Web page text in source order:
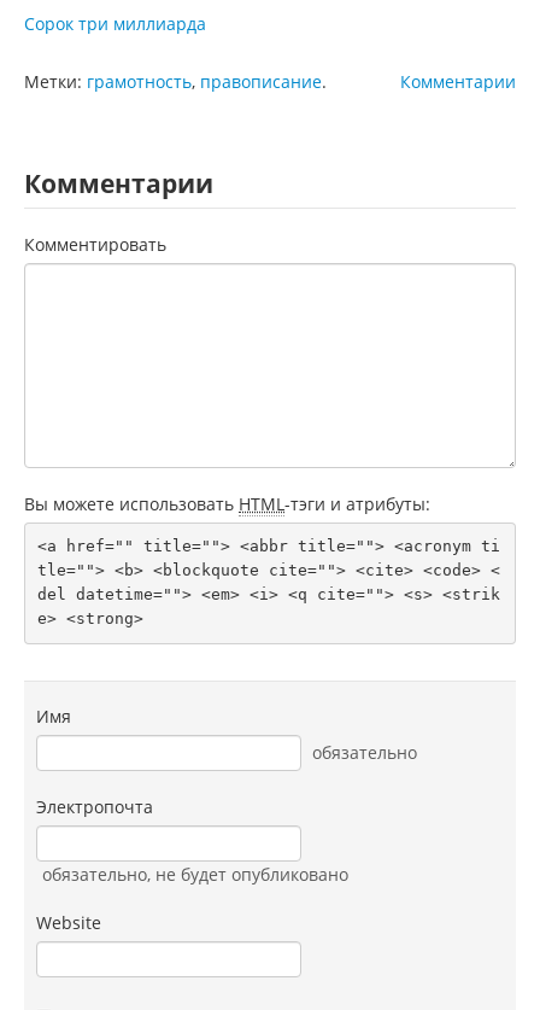
Сорок три миллиарда
Комментарии
Метки: грамотность, правописание.
Комментарии
Комментировать
Вы можете использовать HTML -тэги и атрибуты:
<a href="" title=""> <abbr title=""> <acronym ti
tle=""> <b> <blockquote cite=""> <cite> <code> <
del datetime=""> <em> <i> <q cite=""> <s> <strik
e> <strong>
Имя
обязательно
Электропочта
обязательно, не будет опубликовано
Website